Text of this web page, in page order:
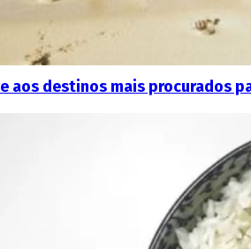
aos destinos mais procurados